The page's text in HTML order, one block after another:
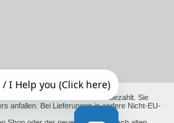
Kosten bereits für Sie vorab bezahlt. Sie
anfallen. Bei Lieferungen in andere Nicht-EU-